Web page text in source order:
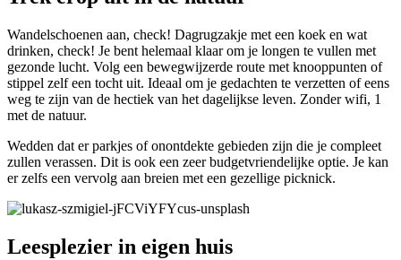
Wandelschoenen aan, check! Dagrugzakje met een koek en wat
drinken, check! Je bent helemaal klaar om je longen te vullen met
gezonde lucht. Volg een bewegwijzerde route met knooppunten of
stippel zelf een tocht uit. Ideaal om je gedachten te verzetten of eens
weg te zijn van de hectiek van het dagelijkse leven. Zonder wifi, 1
met de natuur.
Wedden dat er parkjes of onontdekte gebieden zijn die je compleet
zullen verassen. Dit is ook een zeer budgetvriendelijke optie. Je kan
er zelfs een vervolg aan breien met een gezellige picknick.
Leesplezier in eigen huis